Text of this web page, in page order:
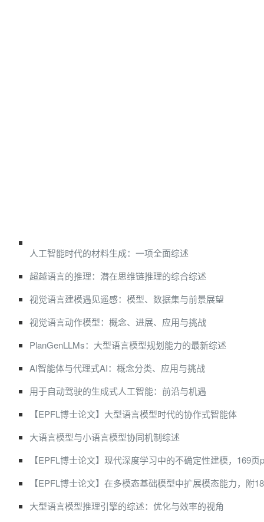
人工智能时代的材料生成：一项全面综述
超越语言的推理：潜在思维链推理的综合综述
视觉语言建模遇见遥感：模型、数据集与前景展望
视觉语言动作模型：概念、进展、应用与挑战
PlanGenLLMs：大型语言模型规划能力的最新综述
AI智能体与代理式AI：概念分类、应用与挑战
用于自动驾驶的生成式人工智能：前沿与机遇
【EPFL博士论文】大型语言模型时代的协作式智能体
大语言模型与小语言模型协同机制综述
【EPFL博士论文】现代深度学习中的不确定性建模，169页
【EPFL博士论文】在多模态基础模型中扩展模态能力，附
大型语言模型推理引擎的综述：优化与效率的视角